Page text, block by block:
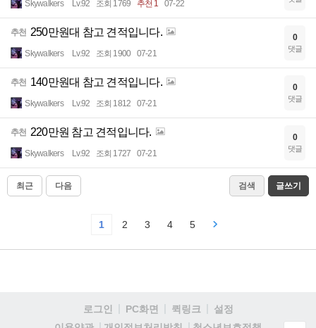
Skywalkers Lv.92 조회 1769 추천 1 07-22
추천 250만원대 참고 견적입니다.
Skywalkers Lv.92 조회 1900 07-21
0
댓글
추천 140만원대 참고 견적입니다.
Skywalkers Lv.92 조회 1812 07-21
0
댓글
추천 220만원 참고 견적입니다.
Skywalkers Lv.92 조회 1727 07-21
0
댓글
최근 다음 검색 글쓰기
1 2 3 4 5
로그인 PC화면 퀵링크
설정